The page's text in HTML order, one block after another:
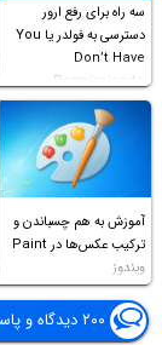
سه راه برای رفع ارور
دسترسی به فولدر یا You
Don’t Have
Permission to
Access this folder
آموزش به هم چسباندن و
ترکیب عکس‌ها در Paint
ویندوز
۲۰۰ دیدگاه و پاسخ آخر